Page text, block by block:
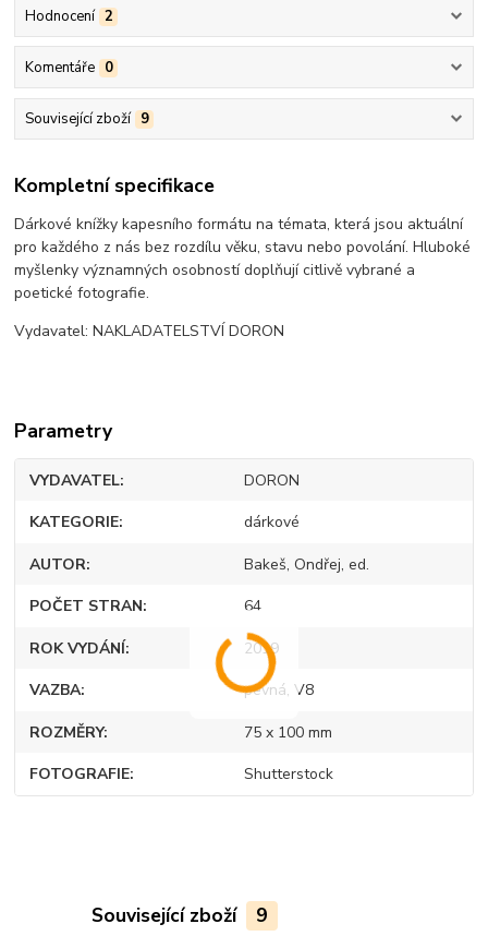
Hodnocení 2
Komentáře 0
Související zboží 9
Kompletní specifikace
Dárkové knížky kapesního formátu na témata, která jsou aktuální
pro každého z nás bez rozdílu věku, stavu nebo povolání. Hluboké
myšlenky významných osobností doplňují citlivě vybrané a
poetické fotografie.
Vydavatel: NAKLADATELSTVÍ DORON
Parametry
VYDAVATEL DORON
KATEGORIE dárkové
AUTOR Bakeš, Ondřej, ed.
POČET STRAN 64
ROK VYDÁNÍ 2019
VAZBA pevná, V8
ROZMĚRY 75 x 100 mm
FOTOGRAFIE Shutterstock
Související zboží 9